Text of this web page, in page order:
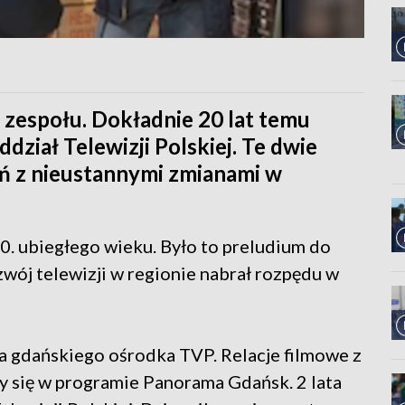
Dokładnie 20 lat temu
Telewizji Polskiej. Te dwie
z nieustannymi zmianami w
ubiegłego wieku. Było to preludium do
telewizji w regionie nabrał rozpędu w
ośrodka TVP. Relacje filmowe z
w programie Panorama Gdańsk. 2 lata